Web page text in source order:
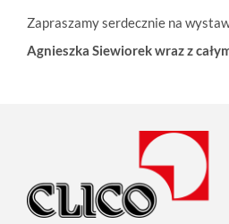
Zapraszamy serdecznie na
Agnieszka Siewiorek wraz z